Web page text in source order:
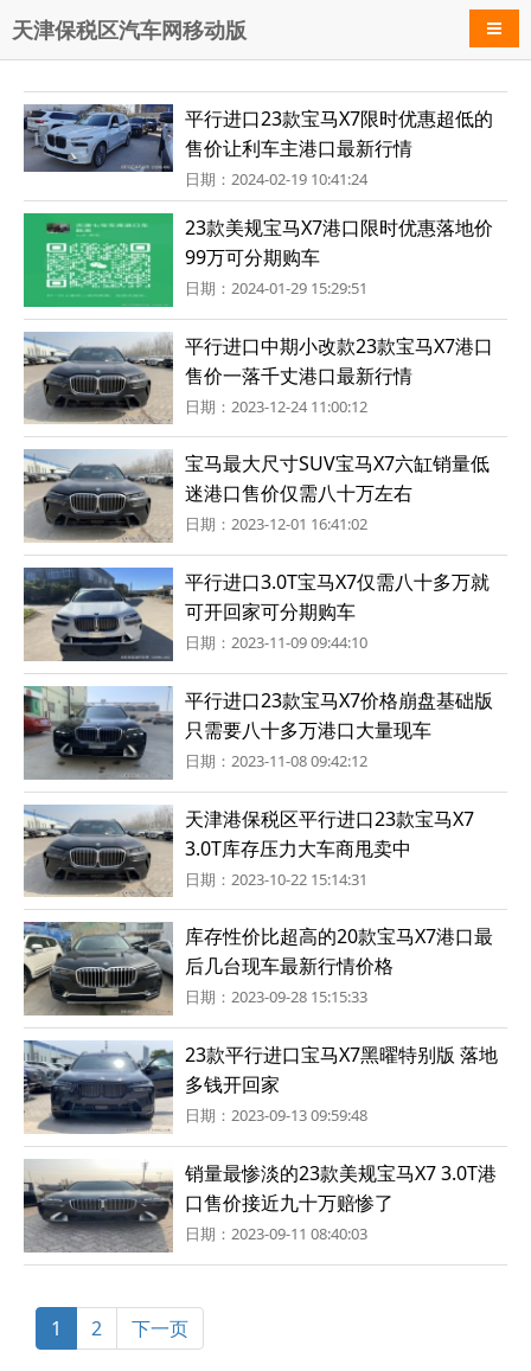
天津保税区汽车网移动版 导航
平行进口23款宝马X7限时优惠超低的
售价让利车主港口最新行情
日期：2024-02-19 10:41:24
23款美规宝马X7港口限时优惠落地价
99万可分期购车
日期：2024-01-29 15:29:51
平行进口中期小改款23款宝马X7港口
售价一落千丈港口最新行情
日期：2023-12-24 11:00:12
宝马最大尺寸SUV宝马X7六缸销量低
迷港口售价仅需八十万左右
日期：2023-12-01 16:41:02
平行进口3.0T宝马X7仅需八十多万就
可开回家可分期购车
日期：2023-11-09 09:44:10
平行进口23款宝马X7价格崩盘基础版
只需要八十多万港口大量现车
日期：2023-11-08 09:42:12
天津港保税区平行进口23款宝马X7
3.0T库存压力大车商甩卖中
日期：2023-10-22 15:14:31
库存性价比超高的20款宝马X7港口最
后几台现车最新行情价格
日期：2023-09-28 15:15:33
23款平行进口宝马X7黑曜特别版 落地
多钱开回家
日期：2023-09-13 09:59:48
销量最惨淡的23款美规宝马X7 3.0T港
口售价接近九十万赔惨了
日期：2023-09-11 08:40:03
1 2 下一页